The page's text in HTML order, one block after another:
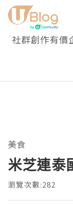
社群創作有價
美食
米芝連泰
瀏覽次數:282